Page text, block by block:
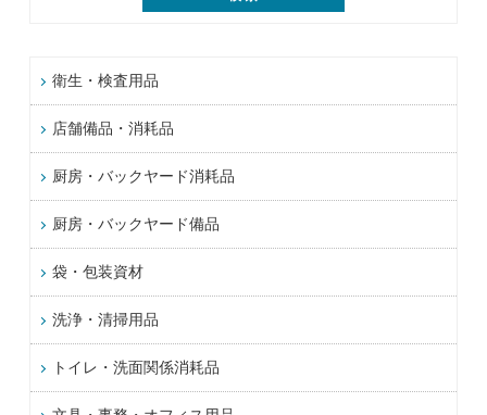
衛生・検査用品
店舗備品・消耗品
厨房・バックヤード消耗品
厨房・バックヤード備品
袋・包装資材
洗浄・清掃用品
トイレ・洗面関係消耗品